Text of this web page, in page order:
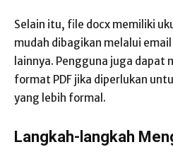
Selain itu, file docx memiliki
mudah dibagikan melalui
lainnya. Pengguna juga dapat
format PDF jika diperlukan
yang lebih formal.
Langkah-langkah